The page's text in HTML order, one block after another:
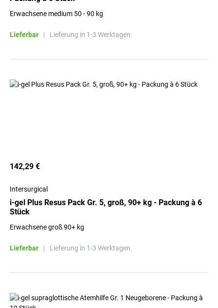
Erwachsene medium 50 - 90 kg
Lieferbar | Lieferung in 1-3 Werktagen.
142,29 €
Intersurgical
i-gel Plus Resus Pack Gr. 5, groß, 90+ kg - Packung à 6
Stück
Erwachsene groß 90+ kg
Lieferbar | Lieferung in 1-3 Werktagen.